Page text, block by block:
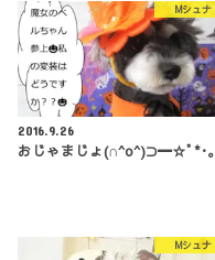
Mシュナ
2016.9.26
おじゃまじょ(∩^o^)⊃━☆ﾟ*･｡
Mシュナ